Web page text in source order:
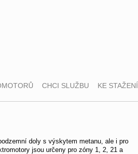
CHCI SLUŽBU KE STAŽENÍ
doly s výskytem metanu, ale i pro
jsou určeny pro zóny 1, 2, 21 a